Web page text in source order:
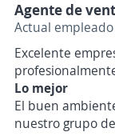
Agente de
Actual empleado
Excelente
Lo mejor
El buen
nuestro grupo